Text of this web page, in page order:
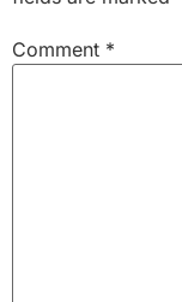
Comment *